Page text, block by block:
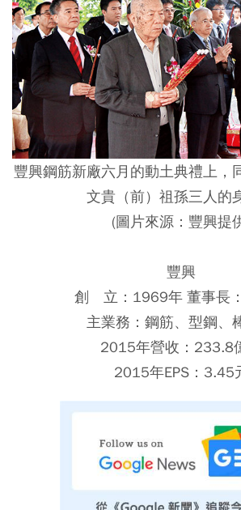
豐興鋼筋新廠六月的動土典禮上，
文貴（前）祖孫三人的
(圖片來源：豐興提
豐興
創 立：1969年 董事長
主業務：鋼筋、型鋼、
2015年營收：233.8
2015年EPS：3.45